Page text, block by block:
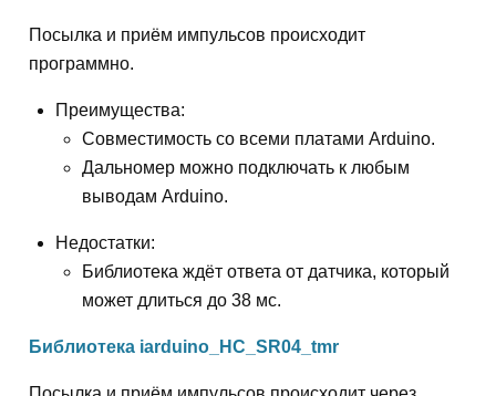
Посылка и приём импульсов происходит
программно.
Преимущества:
Совместимость со всеми платами Arduino.
Дальномер можно подключать к любым
выводам Arduino.
Недостатки:
Библиотека ждёт ответа от датчика, который
может длиться до 38 мс.
Библиотека iarduino_HC_SR04_tmr